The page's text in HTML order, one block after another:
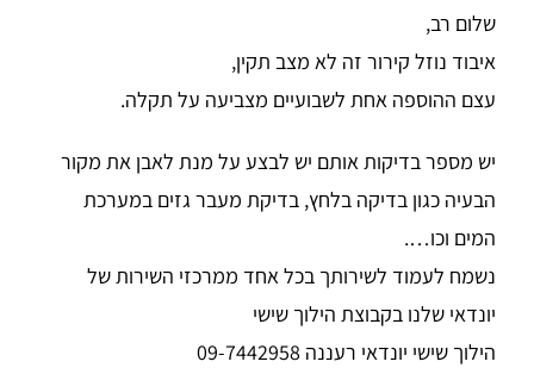
שלום רב,
איבוד נוזל קירור זה לא מצב תקין,
עצם ההוספה אחת לשבועיים מצביעה על תקלה.
יש מספר בדיקות אותם יש לבצע על מנת לאבן את מקור
הבעיה כגון בדיקה בלחץ, בדיקת מעבר גזים במערכת
המים וכו….
נשמח לעמוד לשירותך בכל אחד ממרכזי השירות של
יונדאי שלנו בקבוצת הילוך שישי
הילוך שישי יונדאי רעננה 09-7442958